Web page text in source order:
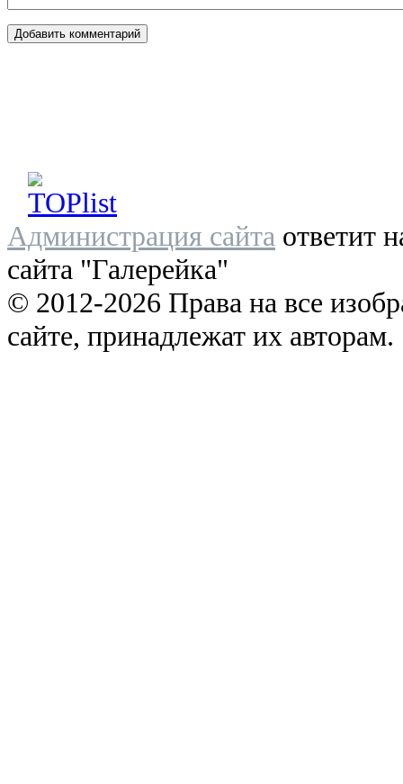
Администрация сайта ответит
сайта "Галерейка"
© 2012-2026 Права на все
сайте, принадлежат их авторам.